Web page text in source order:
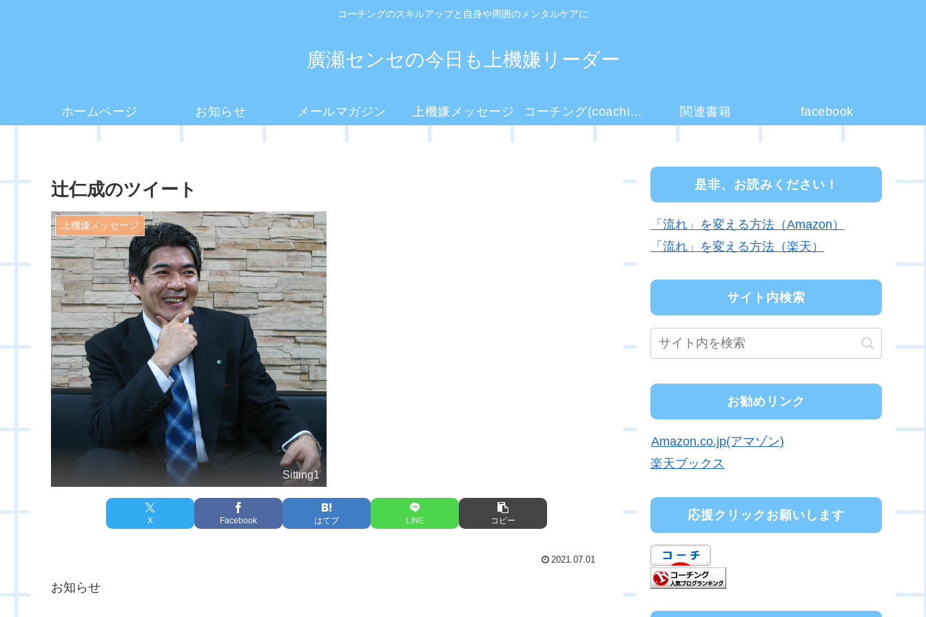
コーチングのスキルアップと自身や周囲のメンタルケアに
廣瀬センセの今日も上機嫌リーダー
ホームページ お知らせ メールマガジン 上機嫌メッセージ コーチング(coaching)とは？ 関連書籍 facebook
辻仁成のツイート
上機嫌メッセージ
Sitting1
X Facebook はてブ LINE コピー
2021.07.01
お知らせ
是非、お読みください！
「流れ」を変える方法（Amazon）
「流れ」を変える方法（楽天）
サイト内検索
お勧めリンク
Amazon.co.jp(アマゾン)
楽天ブックス
応援クリックお願いします